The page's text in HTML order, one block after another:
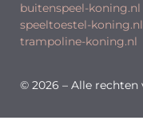
buitenspeel-koning.nl
speeltoestel-koning.nl
trampoline-koning.nl
© 2026 – Alle rechten